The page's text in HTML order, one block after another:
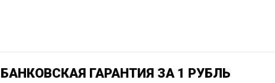
БАНКОВСКАЯ ГАРАНТИЯ ЗА 1 РУБЛЬ